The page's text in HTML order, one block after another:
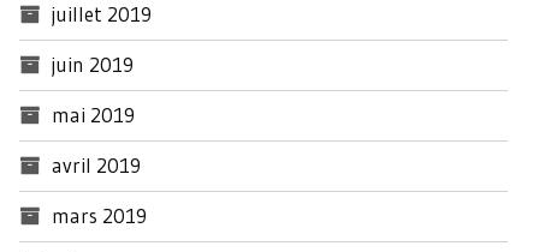
juillet 2019
juin 2019
mai 2019
avril 2019
mars 2019